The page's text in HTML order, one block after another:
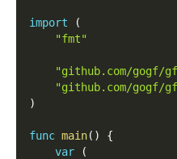
import
(
"fmt"
"github.com/gogf/
"github.com/gogf/
)
func main( )
{
var
(